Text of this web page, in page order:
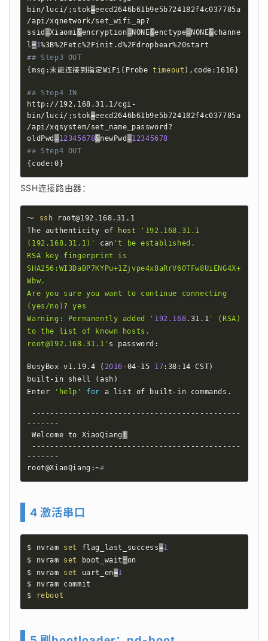
bin/luci/ ; stok=eecd2646b61b9e5b724182f4c037785a
/api/xqnetwork/set_wifi_ap?
ssid =Xiaomi&encryption=NONE&enctype=NONE&channe
l=1
## Step3 OUT
{msg:未能连接到指定WiFi ( Probe timeout ) ,code:1616}
## Step4 IN
http://192.168.31.1/cgi-
bin/luci/ ; stok=eecd2646b61b9e5b724182f4c037785a
/api/xqsystem/set_name_password?
oldPwd =12345678&newPwd =12345678
## Step4 OUT
{ code:0}
SSH连接路由器：
～ ssh root@192.168.31.1
The authenticity of
host
'192.168.31.1
(192.168.31.1)'
can 't be established.
RSA key fingerprint is
SHA256:WI3DaBP7KYPu+1Zjvpe4x8aRrV60TFw8UiENG4X+
Wbw.
Are you sure you want to continue connecting
(yes/no)? yes
Warning: Permanently added ' 192.168.31.1 ' (RSA)
to the list of known hosts.
root@192.168.31.1' s password:
BusyBox v1.19.4 ( 2016 -04-15 17:38:14 CST)
built-in shell
( ash )
Enter
'help' for a list of built-in commands.
-------
Welcome to XiaoQiang !
-------
root@XiaoQiang:~#
4 激活串口
$ nvram set flag_last_success=1
$ nvram set boot_wait=on
$ nvram set uart_en=1
$ nvram commit
$
reboot